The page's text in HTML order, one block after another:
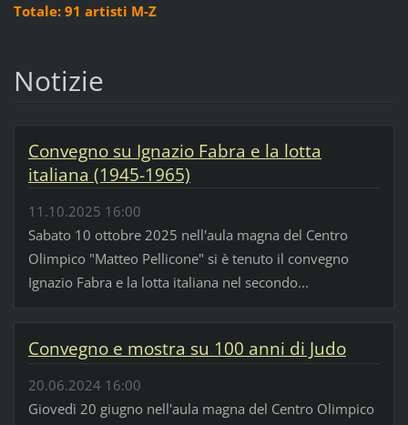
Totale: 91 artisti M-Z
Notizie
Convegno su Ignazio Fabra e la lotta
italiana (1945-1965)
11.10.2025 16:00
Sabato 10 ottobre 2025 nell'aula magna del Centro
Olimpico "Matteo Pellicone" si è tenuto il convegno
Ignazio Fabra e la lotta italiana nel secondo...
Convegno e mostra su 100 anni di Judo
20.06.2024 16:00
Giovedì 20 giugno nell'aula magna del Centro Olimpico